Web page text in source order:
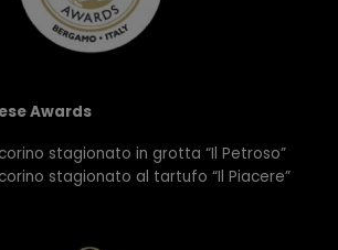
Awards
stagionato in grotta “Il Petroso”
stagionato al tartufo “Il Piacere”